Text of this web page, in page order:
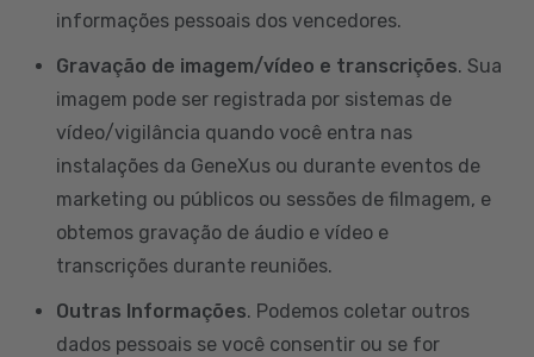
informações pessoais dos vencedores.
Gravação de imagem/vídeo e transcrições. Sua
imagem pode ser registrada por sistemas de
vídeo/vigilância quando você entra nas
instalações da GeneXus ou durante eventos de
marketing ou públicos ou sessões de filmagem, e
obtemos gravação de áudio e vídeo e
transcrições durante reuniões.
Outras Informações. Podemos coletar outros
dados pessoais se você consentir ou se for